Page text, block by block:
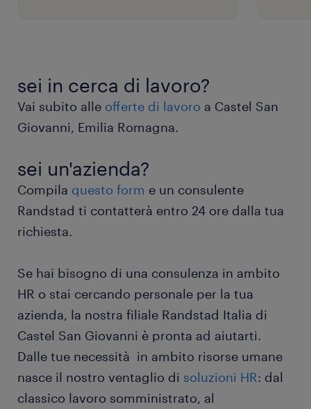
sei in cerca di lavoro?
Vai subito alle offerte di lavoro a Castel San
Giovanni, Emilia Romagna.
sei un'azienda?
Compila questo form e un consulente
Randstad ti contatterà entro 24 ore dalla tua
richiesta.
Se hai bisogno di una consulenza in ambito
HR o stai cercando personale per la tua
azienda, la nostra filiale Randstad Italia di
Castel San Giovanni è pronta ad aiutarti.
Dalle tue necessità in ambito risorse umane
nasce il nostro ventaglio di soluzioni HR: dal
classico lavoro somministrato, al